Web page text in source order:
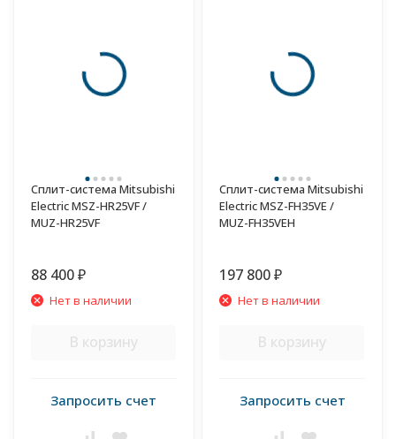
Сплит-система Mitsubishi
Electric MSZ-HR25VF /
MUZ-HR25VF
88 400 ₽
Нет в наличии
В корзину
Запросить счет
Сплит-система Mitsubishi
Electric MSZ-FH35VE /
MUZ-FH35VEH
197 800 ₽
Нет в наличии
В корзину
Запросить счет